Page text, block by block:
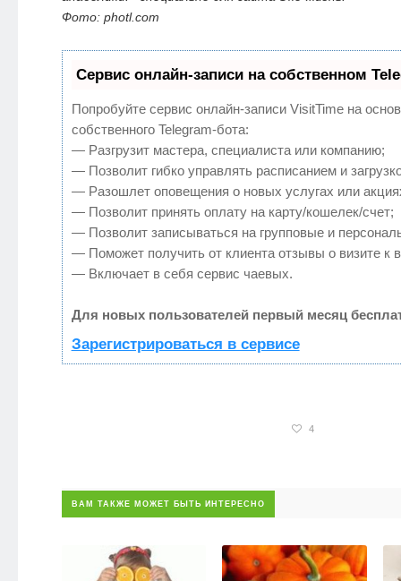
Фото: photl.com
Сервис онлайн-записи на собственном
Попробуйте сервис онлайн-записи VisitTime на
собственного Telegram-бота:
— Разгрузит мастера, специалиста или компанию;
— Позволит гибко управлять расписанием и
— Разошлет оповещения о новых услугах или
— Позволит принять оплату на карту/кошелек/счет;
— Позволит записываться на групповые и
— Поможет получить от клиента отзывы о визите к
— Включает в себя сервис чаевых.
Для новых пользователей первый месяц
Зарегистрироваться в сервисе
4
ВАМ ТАКЖЕ МОЖЕТ БЫТЬ ИНТЕРЕСНО